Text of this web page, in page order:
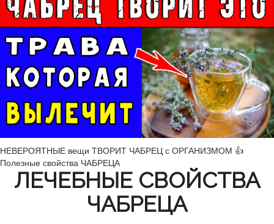
НЕВЕРОЯТНЫЕ вещи ТВОРИТ ЧАБРЕЦ с ОРГАНИЗМОМ 👍
Полезные свойства ЧАБРЕЦА
ЛЕЧЕБНЫЕ СВОЙСТВА
ЧАБРЕЦА